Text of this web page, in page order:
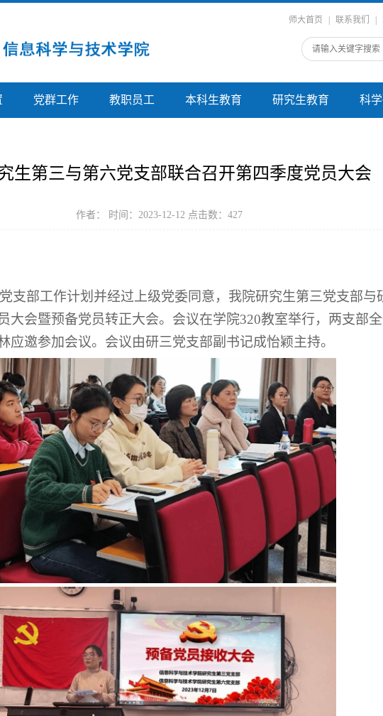
师大首页 联系我们
党群工作 教职员工 本科生教育 研究生教育 科
生第三与第六党支部联合召开第四季度党员大会
作者： 时间：2023-12-12 点击数： 427
支部工作计划并经过上级党委同意，我院研究生第三党支部与
大会暨预备党员转正大会。会议在学院320教室举行，两支部
应邀参加会议。会议由研三党支部副书记成怡颖主持。